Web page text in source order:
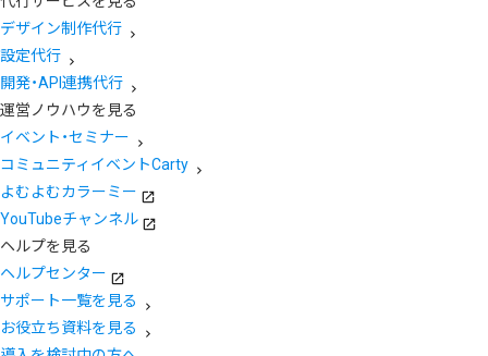
デザイン制作代行
設定代行
開発・API連携代行
運営ノウハウを見る
イベント・セミナー
コミュニティイベントCarty
よむよむカラーミー
YouTubeチャンネル
ヘルプを見る
ヘルプセンター
サポート一覧を見る
お役立ち資料を見る